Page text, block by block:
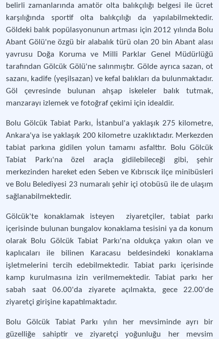
belirli zamanlarında amatör olta balıkçılığı belgesi ile ücret
karşılığında sportif olta balıkçılığı da yapılabilmektedir.
Göldeki balık popülasyonunun artması için 2012 yılında Bolu
Abant Gölü'ne özgü bir alabalık türü olan 20 bin Abant alası
yavrusu Doğa Koruma ve Milli Parklar Genel Müdürlüğü
tarafından Gölcük Gölü'ne salınmıştır. Gölde ayrıca sazan, ot
sazanı, kadife (yeşilsazan) ve kefal balıkları da bulunmaktadır.
Göl çevresinde bulunan ahşap iskeleler balık tutmak,
manzarayı izlemek ve fotoğraf çekimi için idealdir.
Bolu Gölcük Tabiat Parkı, İstanbul'a yaklaşık 275 kilometre,
Ankara'ya ise yaklaşık 200 kilometre uzaklıktadır. Merkezden
tabiat parkına gidilen yolun tamamı asfalttır. Bolu Gölcük
Tabiat Parkı'na özel araçla gidilebileceği gibi, şehir
merkezinden hareket eden Seben ve Kıbrıscık ilçe minibüsleri
ve Bolu Belediyesi 23 numaralı şehir içi otobüsü ile de ulaşım
sağlanabilmektedir.
Gölcük'te konaklamak isteyen ziyaretçiler, tabiat parkı
içerisinde bulunan bungalov konaklama tesisini ya da konum
olarak Bolu Gölcük Tabiat Parkı'na oldukça yakın olan ve
kaplıcaları ile bilinen Karacasu beldesindeki konaklama
işletmelerini tercih edebilmektedir. Tabiat parkı içerisinde
kamp kurulmasına izin verilmemektedir. Tabiat parkı her
sabah saat 06.00'da ziyarete açılmakta, gece 22.00'de
ziyaretçi girişine kapatılmaktadır.
Bolu Gölcük Tabiat Parkı yılın her mevsiminde ayrı bir
güzelliğe sahiptir ve ziyaretçi yoğunluğu her mevsim